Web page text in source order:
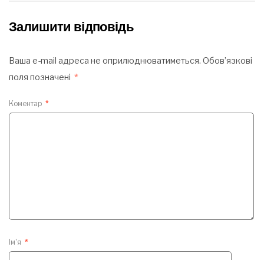
Залишити відповідь
Ваша e-mail адреса не оприлюднюватиметься. Обов’язкові
поля позначені *
Коментар *
Ім'я *